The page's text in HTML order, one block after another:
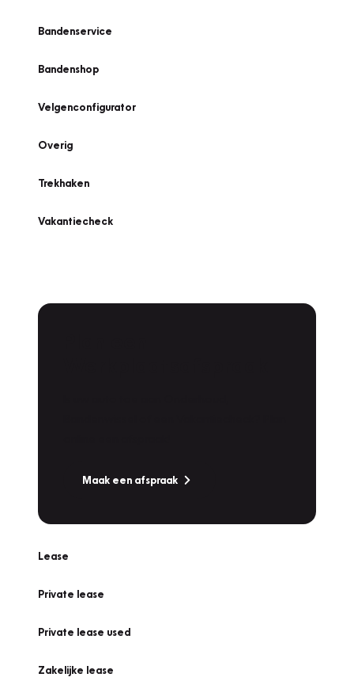
Bandenservice
Bandenshop
Velgenconfigurator
Overig
Trekhaken
Vakantiecheck
Maak een afspraak
Lease
Private lease
Private lease used
Zakelijke lease